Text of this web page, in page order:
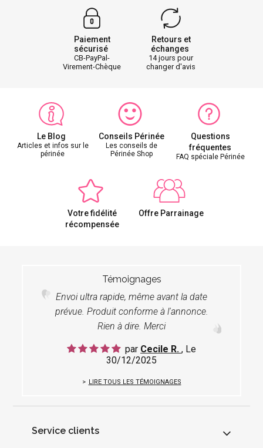
Paiement
sécurisé
CB-PayPal-
Virement-Chèque
Retours et
échanges
14 jours pour
changer d'avis
Le Blog
Articles et infos sur le
périnée
Conseils Périnée
Les conseils de
Périnée Shop
Questions
fréquentes
FAQ spéciale Périnée
Votre fidélité
récompensée
Offre Parrainage
Témoignages
Envoi ultra rapide, même avant la date
prévue. Produit conforme à l'annonce.
Rien à dire. Merci
par Cecile R. , Le
30/12/2025
LIRE TOUS LES TÉMOIGNAGES
Service clients